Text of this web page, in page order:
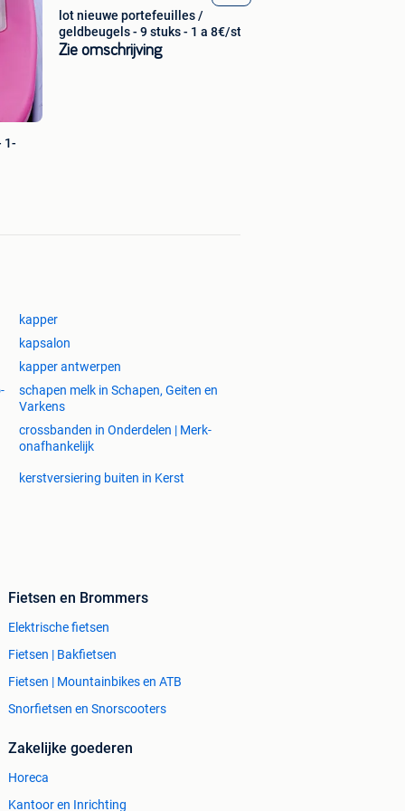
1-
lot nieuwe portefeuilles /
geldbeugels - 9 stuks - 1 a 8€/st
Zie omschrijving
kapper
kapsalon
kapper antwerpen
schapen melk in Schapen, Geiten en
Varkens
crossbanden in Onderdelen | Merk-
onafhankelijk
kerstversiering buiten in Kerst
Fietsen en Brommers
Elektrische fietsen
Fietsen | Bakfietsen
Fietsen | Mountainbikes en ATB
Snorfietsen en Snorscooters
Zakelijke goederen
Horeca
Kantoor en Inrichting